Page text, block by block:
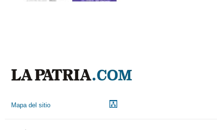
Mapa del sitio